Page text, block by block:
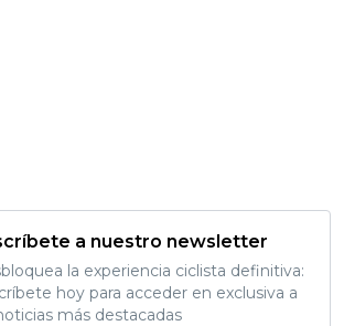
a nuestro newsletter
la experiencia ciclista definitiva:
hoy para acceder en exclusiva a
más destacadas